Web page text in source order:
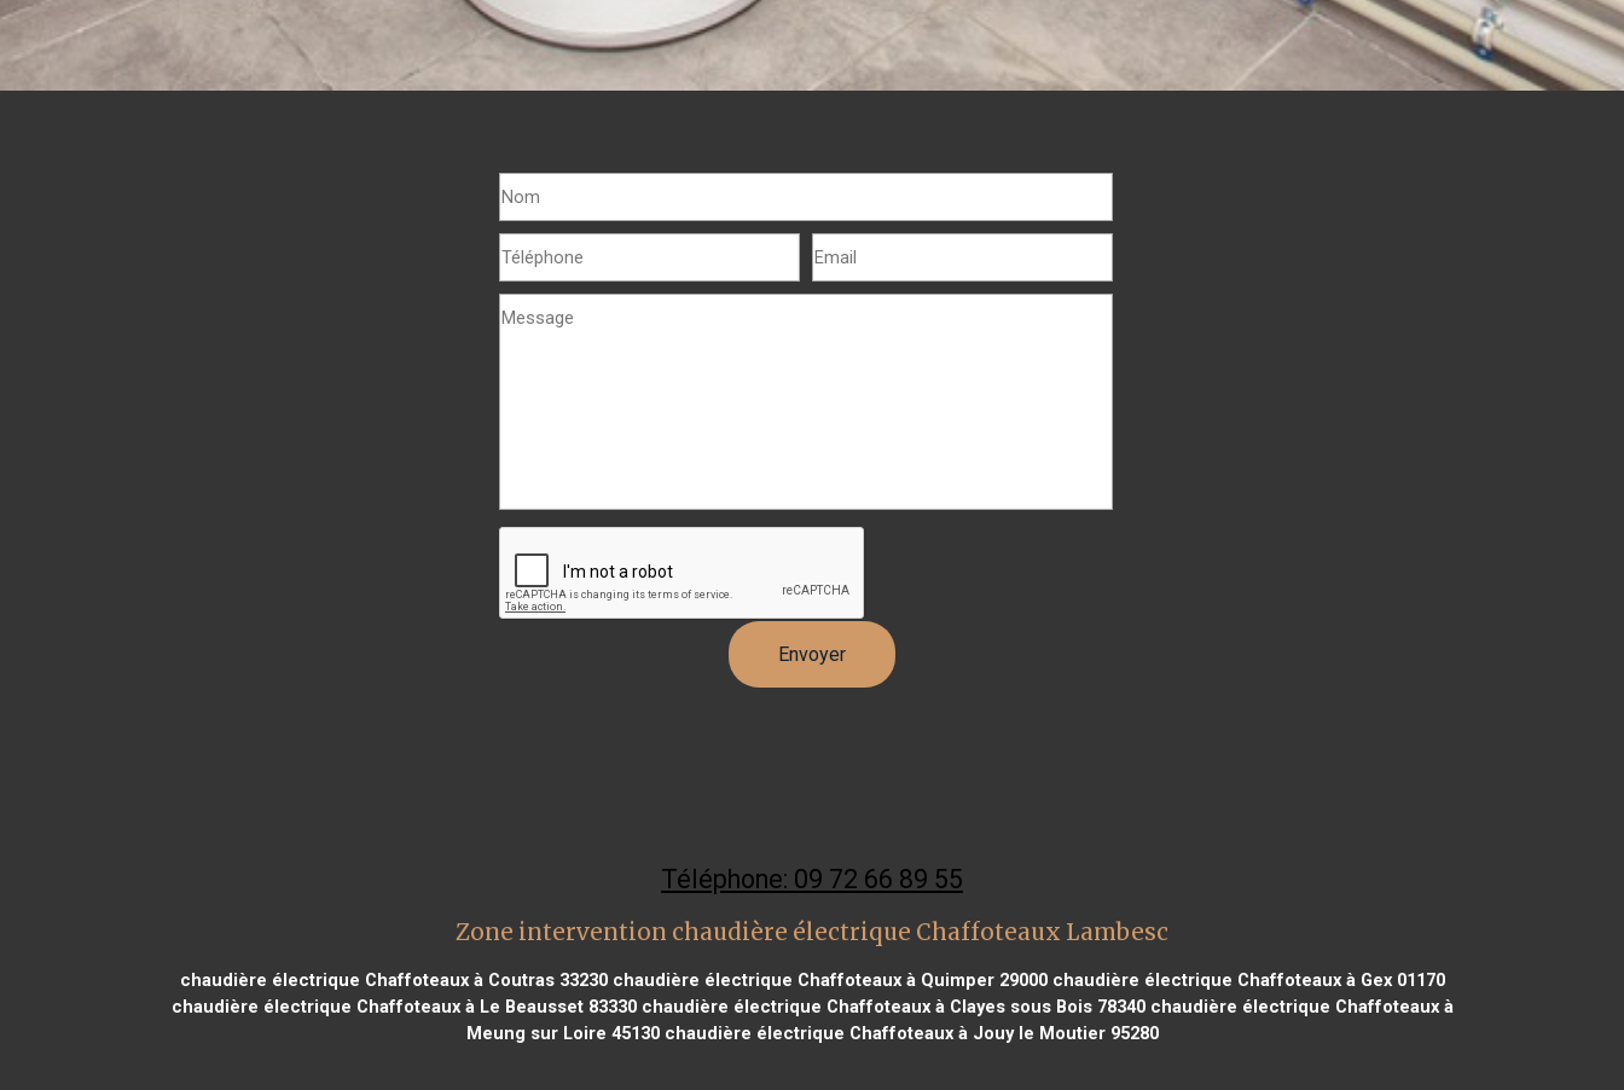
Téléphone: 09 72 66 89 55
Zone intervention chaudière électrique Chaffoteaux Lambesc
chaudière électrique Chaffoteaux à Coutras 33230chaudière électrique Chaffoteaux à Quimper 29000chaudière électrique Chaffoteaux à Gex 01170
chaudière électrique Chaffoteaux à Le Beausset 83330chaudière électrique Chaffoteaux à Clayes sous Bois 78340chaudière électrique Chaffoteaux à
Meung sur Loire 45130chaudière électrique Chaffoteaux à Jouy le Moutier 95280